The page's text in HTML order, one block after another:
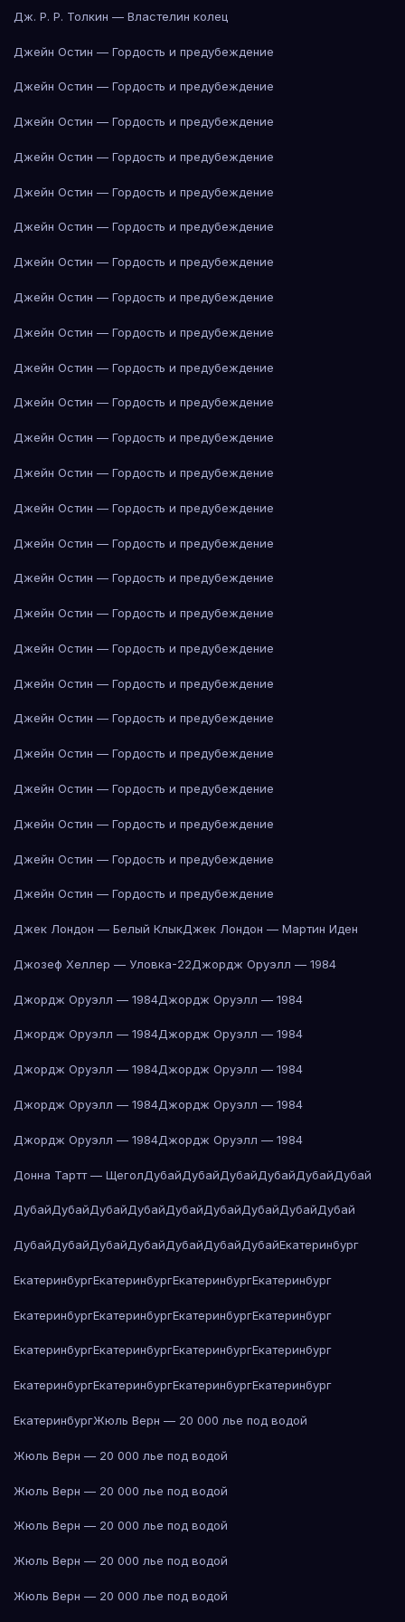
Дж. Р. Р. Толкин — Властелин колец
Джейн Остин — Гордость и предубеждение
Джейн Остин — Гордость и предубеждение
Джейн Остин — Гордость и предубеждение
Джейн Остин — Гордость и предубеждение
Джейн Остин — Гордость и предубеждение
Джейн Остин — Гордость и предубеждение
Джейн Остин — Гордость и предубеждение
Джейн Остин — Гордость и предубеждение
Джейн Остин — Гордость и предубеждение
Джейн Остин — Гордость и предубеждение
Джейн Остин — Гордость и предубеждение
Джейн Остин — Гордость и предубеждение
Джейн Остин — Гордость и предубеждение
Джейн Остин — Гордость и предубеждение
Джейн Остин — Гордость и предубеждение
Джейн Остин — Гордость и предубеждение
Джейн Остин — Гордость и предубеждение
Джейн Остин — Гордость и предубеждение
Джейн Остин — Гордость и предубеждение
Джейн Остин — Гордость и предубеждение
Джейн Остин — Гордость и предубеждение
Джейн Остин — Гордость и предубеждение
Джейн Остин — Гордость и предубеждение
Джейн Остин — Гордость и предубеждение
Джейн Остин — Гордость и предубеждение
Джек Лондон — Белый КлыкДжек Лондон — Мартин Иден
Джозеф Хеллер — Уловка-22Джордж Оруэлл — 1984
Джордж Оруэлл — 1984Джордж Оруэлл — 1984
Джордж Оруэлл — 1984Джордж Оруэлл — 1984
Джордж Оруэлл — 1984Джордж Оруэлл — 1984
Джордж Оруэлл — 1984Джордж Оруэлл — 1984
Джордж Оруэлл — 1984Джордж Оруэлл — 1984
Донна Тартт — ЩеголДубайДубайДубайДубайДубайДубай
ДубайДубайДубайДубайДубайДубайДубайДубайДубай
ДубайДубайДубайДубайДубайДубайДубайЕкатеринбург
ЕкатеринбургЕкатеринбургЕкатеринбургЕкатеринбург
ЕкатеринбургЕкатеринбургЕкатеринбургЕкатеринбург
ЕкатеринбургЕкатеринбургЕкатеринбургЕкатеринбург
ЕкатеринбургЕкатеринбургЕкатеринбургЕкатеринбург
ЕкатеринбургЖюль Верн — 20 000 лье под водой
Жюль Верн — 20 000 лье под водой
Жюль Верн — 20 000 лье под водой
Жюль Верн — 20 000 лье под водой
Жюль Верн — 20 000 лье под водой
Жюль Верн — 20 000 лье под водой